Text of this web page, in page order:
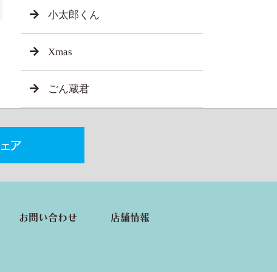
小太郎くん
Xmas
ごん蔵君
お問い合わせ 店舗情報